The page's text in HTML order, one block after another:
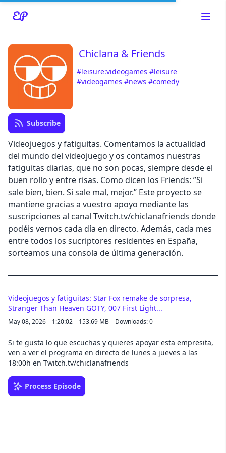
Read about our content policies
Chiclana & Friends
#leisure:videogames #leisure
#videogames #news #comedy
Subscribe
Videojuegos y fatiguitas. Comentamos la actualidad
del mundo del videojuego y os contamos nuestras
fatiguitas diarias, que no son pocas, siempre desde el
buen rollo y entre risas. Como dicen los Friends: ”Si
sale bien, bien. Si sale mal, mejor.” Este proyecto se
mantiene gracias a vuestro apoyo mediante las
suscripciones al canal Twitch.tv/chiclanafriends donde
podéis vernos cada día en directo. Además, cada mes
entre todos los sucriptores residentes en España,
sorteamos una consola de última generación.
Cancel
Videojuegos y fatiguitas: Star Fox remake de sorpresa,
Stranger Than Heaven GOTY, 007 First Light...
May 08, 2026 1:20:02 153.69 MB Downloads: 0
Si te gusta lo que escuchas y quieres apoyar esta empresita,
ven a ver el programa en directo de lunes a jueves a las
18:00h en Twitch.tv/chiclanafriends
Process Episode